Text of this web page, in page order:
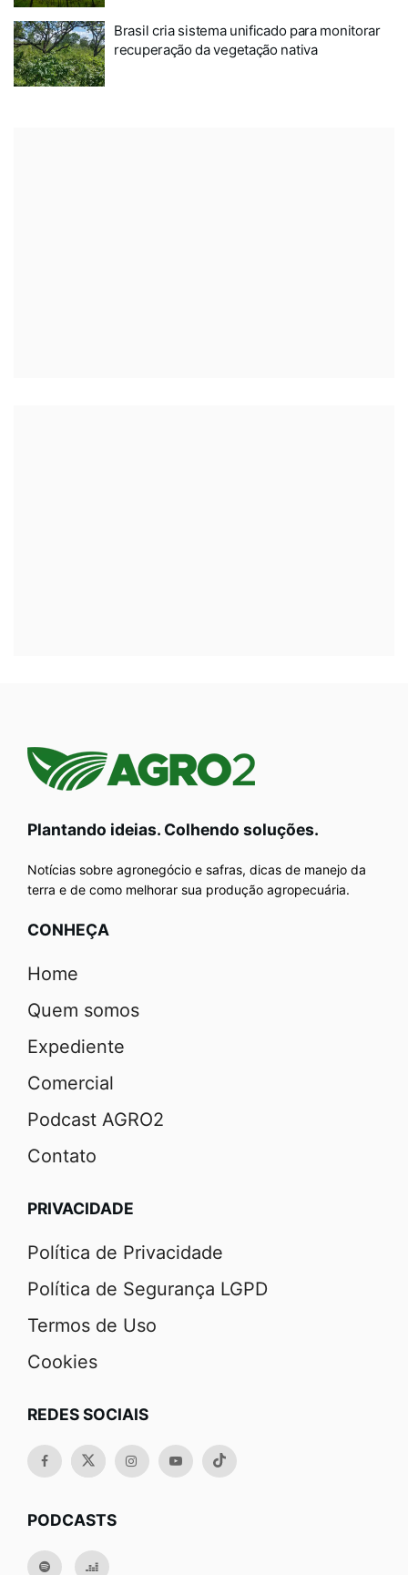
Brasil cria sistema unificado para monitorar
recuperação da vegetação nativa
Plantando ideias. Colhendo soluções.
Notícias sobre agronegócio e safras, dicas de manejo da
terra e de como melhorar sua produção agropecuária.
CONHEÇA
Home
Quem somos
Expediente
Comercial
Podcast AGRO2
Contato
PRIVACIDADE
Política de Privacidade
Política de Segurança LGPD
Termos de Uso
Cookies
REDES SOCIAIS
PODCASTS